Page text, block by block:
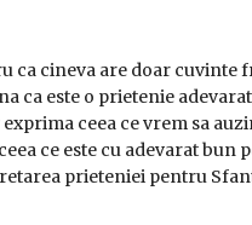
ca cineva are doar cuvinte
ca este o prietenie
ceea ce vrem sa
ce este cu adevarat bun
prieteniei pentru